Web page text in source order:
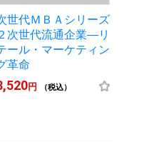
世代ＭＢＡシリーズ
次世代流通企業―リ
ール・マーケティン
革命
円 （税込）